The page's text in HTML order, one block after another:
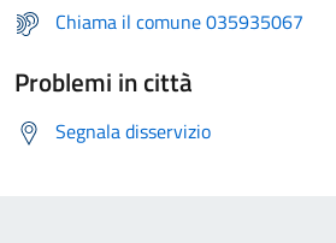
Chiama il comune 035935067
Problemi in città
Segnala disservizio